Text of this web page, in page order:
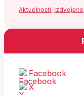
Aktuelnosti, Izdvojeno
Facebook
X